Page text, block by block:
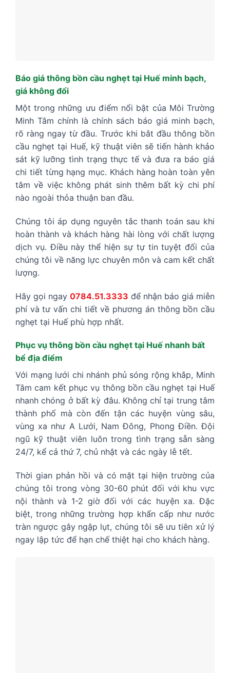
Báo giá thông bồn cầu nghẹt tại Huế minh bạch,
giá không đổi
Một trong những ưu điểm nổi bật của Môi Trường
Minh Tâm chính là chính sách báo giá minh bạch,
rõ ràng ngay từ đầu. Trước khi bắt đầu thông bồn
cầu nghẹt tại Huế, kỹ thuật viên sẽ tiến hành khảo
sát kỹ lưỡng tình trạng thực tế và đưa ra báo giá
chi tiết từng hạng mục. Khách hàng hoàn toàn yên
tâm về việc không phát sinh thêm bất kỳ chi phí
nào ngoài thỏa thuận ban đầu.
Chúng tôi áp dụng nguyên tắc thanh toán sau khi
hoàn thành và khách hàng hài lòng với chất lượng
dịch vụ. Điều này thể hiện sự tự tin tuyệt đối của
chúng tôi về năng lực chuyên môn và cam kết chất
lượng.
Hãy gọi ngay 0784.51.3333 để nhận báo giá miễn
phí và tư vấn chi tiết về phương án thông bồn cầu
nghẹt tại Huế phù hợp nhất.
Phục vụ thông bồn cầu nghẹt tại Huế nhanh bất
bể địa điểm
Với mạng lưới chi nhánh phủ sóng rộng khắp, Minh
Tâm cam kết phục vụ thông bồn cầu nghẹt tại Huế
nhanh chóng ở bất kỳ đâu. Không chỉ tại trung tâm
thành phố mà còn đến tận các huyện vùng sâu,
vùng xa như A Lưới, Nam Đông, Phong Điền. Đội
ngũ kỹ thuật viên luôn trong tình trạng sẵn sàng
24/7, kể cả thứ 7, chủ nhật và các ngày lễ tết.
Thời gian phản hồi và có mặt tại hiện trường của
chúng tôi trong vòng 30-60 phút đối với khu vực
nội thành và 1-2 giờ đối với các huyện xa. Đặc
biệt, trong những trường hợp khẩn cấp như nước
tràn ngược gây ngập lụt, chúng tôi sẽ ưu tiên xử lý
ngay lập tức để hạn chế thiệt hại cho khách hàng.